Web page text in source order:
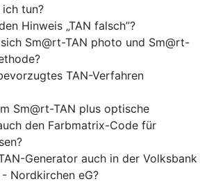
ich tun?
Hinweis „TAN falsch”?
Sm@rt-TAN photo und Sm@rt-
TAN-Verfahren
Sm@rt-TAN plus optische
den Farbmatrix-Code für
Generator auch in der Volksbank
Nordkirchen eG?